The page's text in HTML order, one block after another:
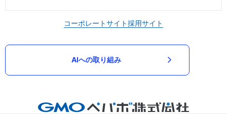
コーポレートサイト採用サイト
AIへの取り組み